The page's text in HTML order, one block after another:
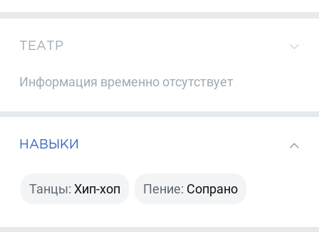
ТЕАТР
Информация временно отсутствует
НАВЫКИ
Танцы: Хип-хоп Пение: Сопрано